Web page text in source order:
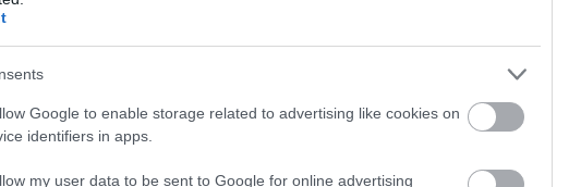
Google to enable storage related to advertising like cookies on
identifiers in apps.
my user data to be sent to Google for online advertising